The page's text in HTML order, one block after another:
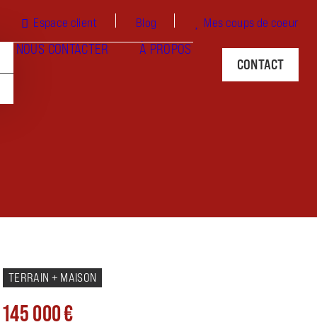
Espace client Blog Mes coups de coeur
NOUS CONTACTER
À PROPOS
CONTACT
TERRAIN + MAISON
145 000